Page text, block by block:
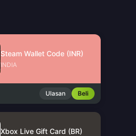
Steam Wallet Code (INR)
INDIA
Ulasan Beli
Xbox Live Gift Card (BR)